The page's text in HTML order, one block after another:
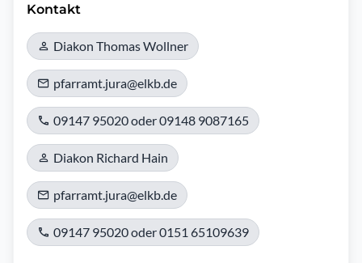
Kontakt
Diakon Thomas Wollner
pfarramt.jura@elkb.de
09147 95020 oder 09148 9087165
Diakon Richard Hain
pfarramt.jura@elkb.de
09147 95020 oder 0151 65109639